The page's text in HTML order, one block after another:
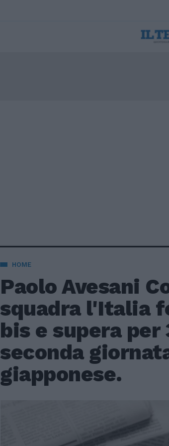
HOME
Paolo Avesani
squadra l'Italia
bis e supera
seconda
giapponese.